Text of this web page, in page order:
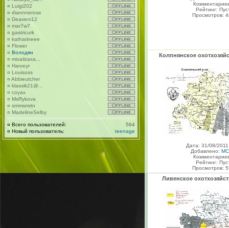
¤ Luigi202
¤ diannnerose
¤ Deavers12
¤ mar7w7
¤ gastricurk
¤ katharineee
¤ Flower
¤ Володян
¤ mixailzaxa...
¤ Harveyr
¤ Louisoss
¤ Abbieutcher
¤ klassik21@...
¤ coyax
¤ MsRykova
¤ smmsmrtn
¤ MadelineSelby
¤ Всего пользователей:
564
¤ Новый пользователь: teenage
Рейтинг:
Просмотров:
Колпнянское
Дата: 31/08/
Добавлено:
Рейтинг:
Просмотров:
Ливенское